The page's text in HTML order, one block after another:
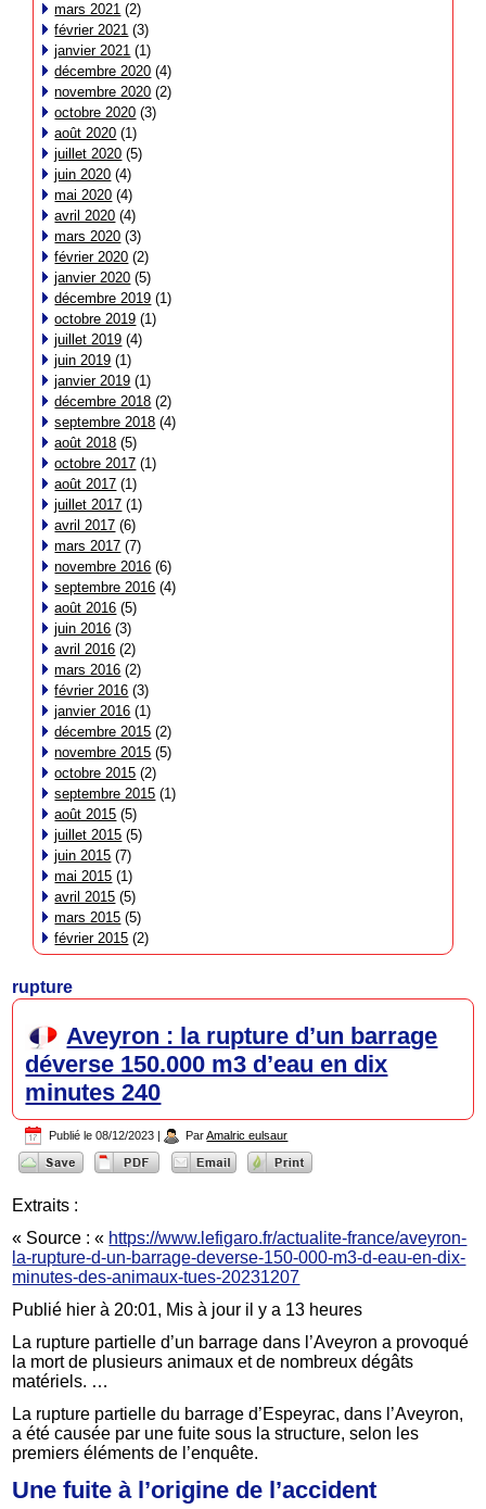
mars 2021 (2)
février 2021 (3)
janvier 2021 (1)
décembre 2020 (4)
novembre 2020 (2)
octobre 2020 (3)
août 2020 (1)
juillet 2020 (5)
juin 2020 (4)
mai 2020 (4)
avril 2020 (4)
mars 2020 (3)
février 2020 (2)
janvier 2020 (5)
décembre 2019 (1)
octobre 2019 (1)
juillet 2019 (4)
juin 2019 (1)
janvier 2019 (1)
décembre 2018 (2)
septembre 2018 (4)
août 2018 (5)
octobre 2017 (1)
août 2017 (1)
juillet 2017 (1)
avril 2017 (6)
mars 2017 (7)
novembre 2016 (6)
septembre 2016 (4)
août 2016 (5)
juin 2016 (3)
avril 2016 (2)
mars 2016 (2)
février 2016 (3)
janvier 2016 (1)
décembre 2015 (2)
novembre 2015 (5)
octobre 2015 (2)
septembre 2015 (1)
août 2015 (5)
juillet 2015 (5)
juin 2015 (7)
mai 2015 (1)
avril 2015 (5)
mars 2015 (5)
février 2015 (2)
rupture
Aveyron : la rupture d’un barrage
déverse 150.000 m3 d’eau en dix
minutes 240
Publié le 08/12/2023 | Par Amalric eulsaur
Extraits :
« Source : « https://www.lefigaro.fr/actualite-france/aveyron-
la-rupture-d-un-barrage-deverse-150-000-m3-d-eau-en-dix-
minutes-des-animaux-tues-20231207
Publié hier à 20:01, Mis à jour il y a 13 heures
La rupture partielle d’un barrage dans l’Aveyron a provoqué
la mort de plusieurs animaux et de nombreux dégâts
matériels. …
La rupture partielle du barrage d’Espeyrac, dans l’Aveyron,
a été causée par une fuite sous la structure, selon les
premiers éléments de l’enquête.
Une fuite à l’origine de l’accident